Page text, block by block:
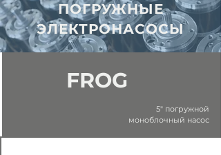
ПОГРУЖНЫЕ
ЭЛЕКТРОНАСОСЫ
FROG
5" погружной
моноблочный насос